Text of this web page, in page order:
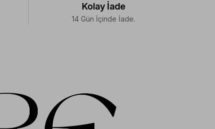
Kolay İade
14 Gün İçinde İade.